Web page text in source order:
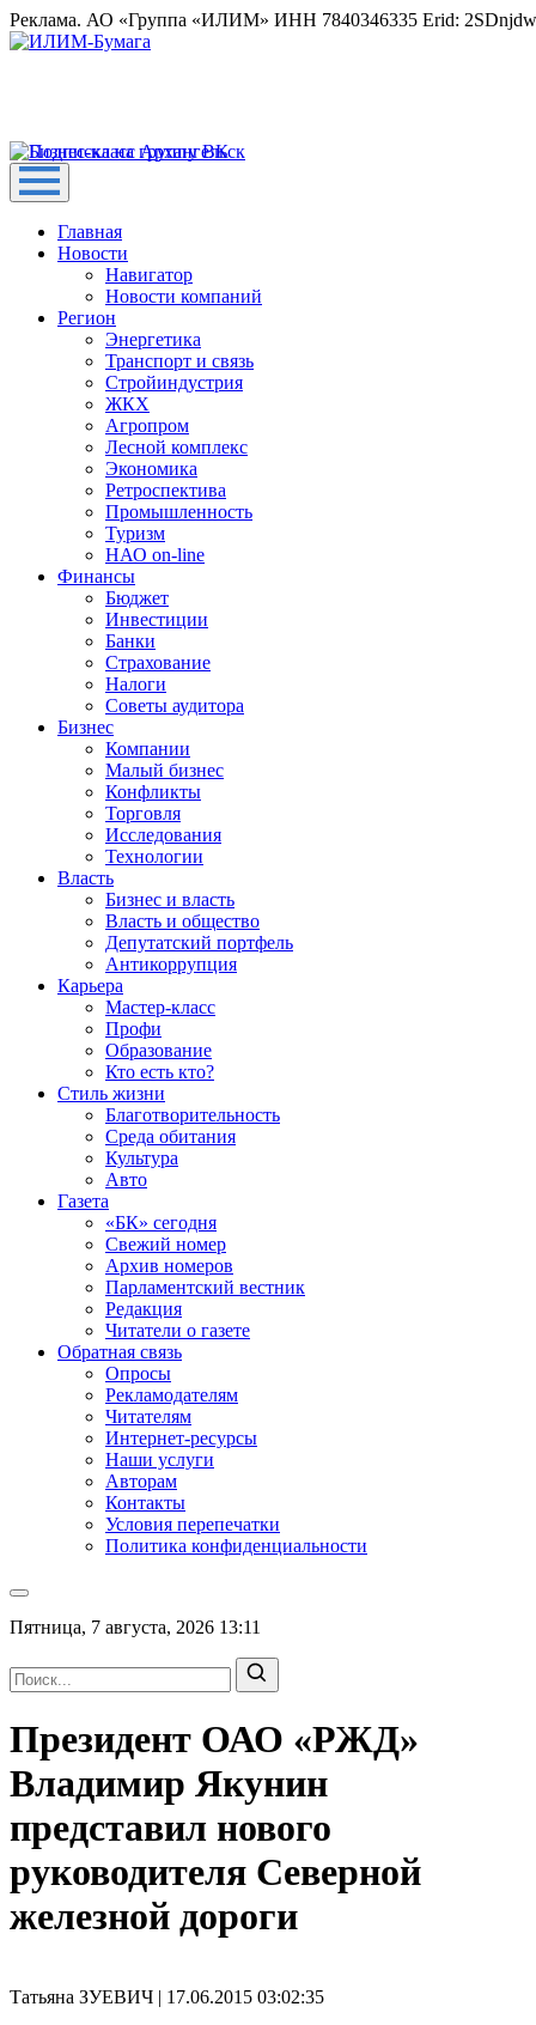
Реклама. АО «Группа «ИЛИМ» ИНН 7840346335 Erid:
Главная
Новости
Навигатор
Новости компаний
Регион
Энергетика
Транспорт и связь
Стройиндустрия
ЖКХ
Агропром
Лесной комплекс
Экономика
Ретроспектива
Промышленность
Туризм
НАО on-line
Финансы
Бюджет
Инвестиции
Банки
Страхование
Налоги
Советы аудитора
Бизнес
Компании
Малый бизнес
Конфликты
Торговля
Исследования
Технологии
Власть
Бизнес и власть
Власть и общество
Депутатский портфель
Антикоррупция
Карьера
Мастер-класс
Профи
Образование
Кто есть кто?
Стиль жизни
Благотворительность
Среда обитания
Культура
Авто
Газета
«БК» сегодня
Свежий номер
Архив номеров
Парламентский вестник
Редакция
Читатели о газете
Обратная связь
Опросы
Рекламодателям
Читателям
Интернет-ресурсы
Наши услуги
Авторам
Контакты
Условия перепечатки
Политика конфиденциальности
Пятница, 7 августа, 2026 13:11
Президент ОАО «РЖД»
Владимир Якунин
представил нового
руководителя Северной
железной дороги
Татьяна ЗУЕВИЧ | 17.06.2015 03:02:35